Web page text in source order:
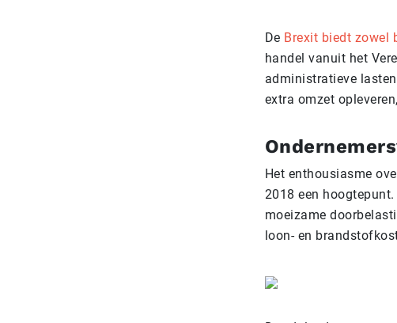
De Brexit biedt zowel
handel vanuit het
administratieve
extra omzet
Het enthousiasme
2018 een
moeizame
loon- en